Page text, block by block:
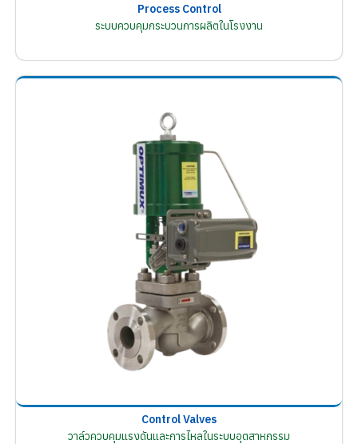
Process Control
ระบบควบคุมกระบวนการผลิตในโรงงาน
Control Valves
วาล์วควบคุมแรงดันและการไหลในระบบอุตสาหกรรม